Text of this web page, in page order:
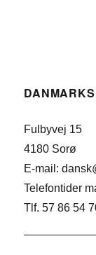
Fulbyvej 15
4180 Sorø
E-mail:
Telefontider
Tlf. 57 86 54